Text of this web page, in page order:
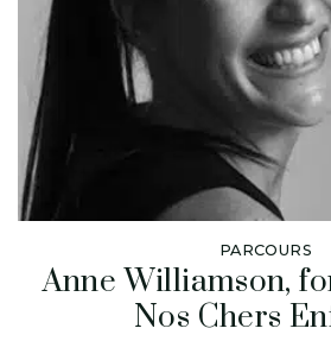
PARCOURS
Anne Williamson,
Nos Chers